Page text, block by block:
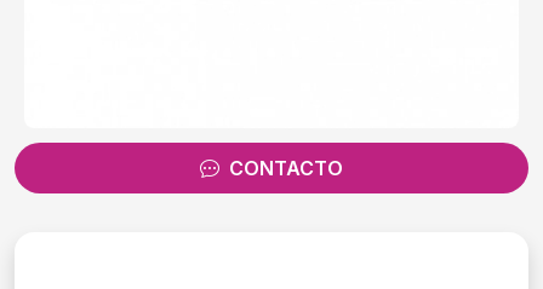
CONTACTO